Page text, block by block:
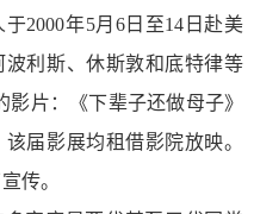
2000年5月6日至14日赴美
利斯、休斯敦和底特律等
片：《下辈子还做母子》
届影展均租借影院放映。
传。